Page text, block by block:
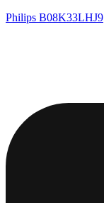
Philips B08K33LHJ9